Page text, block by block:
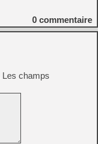
0 commentaire
Les champs